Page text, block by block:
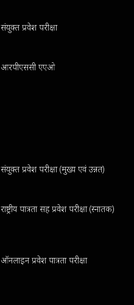
संयुक्त प्रवेश परीक्षा
आरपीएससी एएओ
संयुक्त प्रवेश परीक्षा (मुख्य एवं उन्नत)
राष्ट्रीय पात्रता सह प्रवेश परीक्षा (स्नातक)
ऑनलाइन प्रवेश पात्रता परीक्षा